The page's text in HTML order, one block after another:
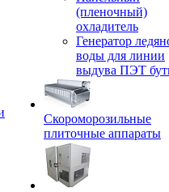
(пленочный)
охладитель
Генератор
воды для линии
выдува ПЭТ
Скороморозильные
плиточные аппараты